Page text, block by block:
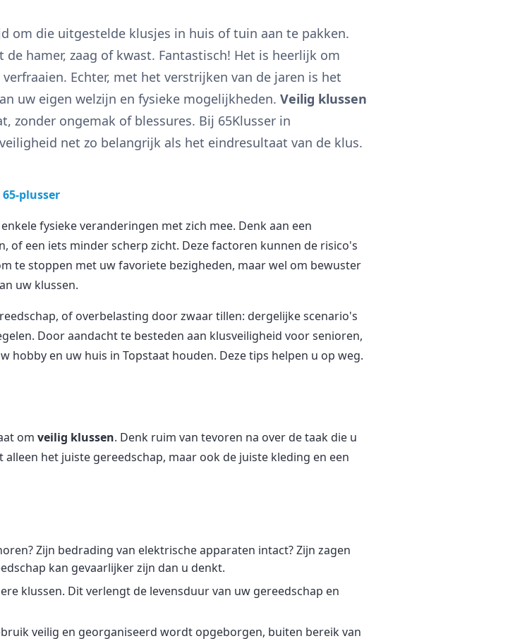
om die uitgestelde klusjes in huis of tuin aan te pakken.
hamer, zaag of kwast. Fantastisch! Het is heerlijk om
Echter, met het verstrijken van de jaren is het
uw eigen welzijn en fysieke mogelijkheden. Veilig klussen
zonder ongemak of blessures. Bij 65Klusser in
net zo belangrijk als het eindresultaat van de klus.
plusser
fysieke veranderingen met zich mee. Denk aan een
of een iets minder scherp zicht. Deze factoren kunnen de risico's
te stoppen met uw favoriete bezigheden, maar wel om bewuster
uw klussen.
of overbelasting door zwaar tillen: dergelijke scenario's
Door aandacht te besteden aan klusveiligheid voor senioren,
hobby en uw huis in Topstaat houden. Deze tips helpen u op weg.
om veilig klussen. Denk ruim van tevoren na over de taak die u
het juiste gereedschap, maar ook de juiste kleding en een
Zijn bedrading van elektrische apparaten intact? Zijn zagen
kan gevaarlijker zijn dan u denkt.
klussen. Dit verlengt de levensduur van uw gereedschap en
veilig en georganiseerd wordt opgeborgen, buiten bereik van